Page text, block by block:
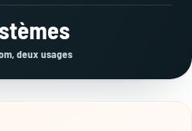
deux usages